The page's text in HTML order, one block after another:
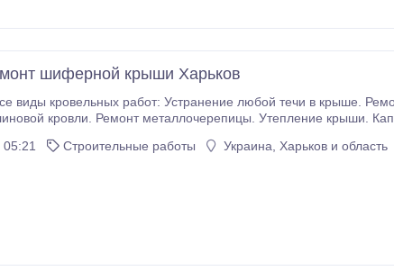
шиферной крыши Харьков
кровельных работ: Устранение любой течи в крыше. Ремонт шиферных крыш.
крыши. Капитальный и частичный ремонт, построим крышу с
05:21
Строительные работы Украина, Харьков и область